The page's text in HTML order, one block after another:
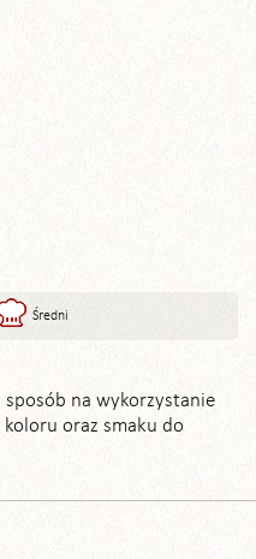
Średni
sposób na wykorzystanie
oraz smaku do